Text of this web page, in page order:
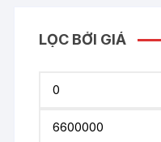
LỌC BỞI GIÁ